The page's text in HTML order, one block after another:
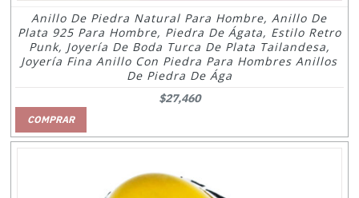
Anillo De Piedra Natural Para Hombre, Anillo De
Plata 925 Para Hombre, Piedra De Ágata, Estilo Retro
Punk, Joyería De Boda Turca De Plata Tailandesa,
Joyería Fina Anillo Con Piedra Para Hombres Anillos
De Piedra De Ága
$27,460
COMPRAR